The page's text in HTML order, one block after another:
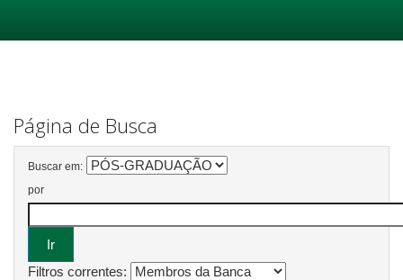
Página de Busca
Buscar em:
por
Filtros correntes: